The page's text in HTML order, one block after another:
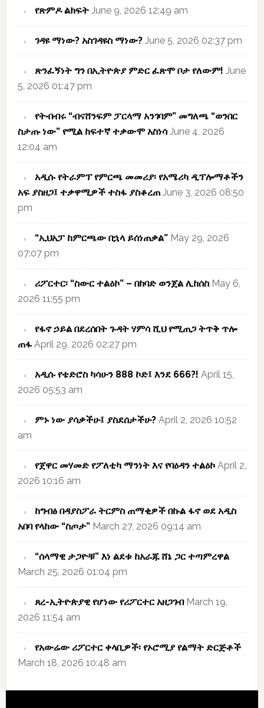
የጽምዶ ልክፍት June 9, 2026 12:49 am
ገዳዩ ማነው? አስገዳዩስ ማነው? June 5, 2026 02:37 pm
ጽንፈኝነት ግን በኢትዮጵያ ምድር ፈጽሞ ቦታ የለውም! June
5, 2026 01:47 pm
የትብብሩ “ብናሸንፍም ፓርላማ አንገባም” መግለጫ “ወንበር
ስታጡ ነው” የሚል ከፍተኛ ተቃውሞ አስነሳ June 4, 2026
12:04 am
አዲሱ የትራምፕ የምርጫ መመሪያ፡ የአሜሪካ ዲፕሎማቶችን
አፍ ያስዘጋ፤ ተቃዋሚዎች ተስፋ ያስቆረጠ June 3, 2026 08:50
pm
“ኢህአፓ ከምርጫው በኋላ ይሰነጠቃል” May 29, 2026
07:07 pm
ሪፖርተር፡ “ስውር ተልዕኮ” – በከባድ ወንጀል ሊከሰስ May 6,
2026 11:55 pm
የፋኖ ኃይል በደረሰበት ጉዳት ሃምሳ ሺህ የሚጠጋ ትጥቅ ጥሎ
ጠፋ April 29, 2026 02:27 pm
አዲሱ የቴድሮስ ካሳሁን 888 ኮድ፤ እንደ 666?! April 15,
2026 05:53 am
ምኑ ነው ያሳቃችሁ፤ ያስደሰታችሁ? April 2, 2026 10:52
am
የጀዋር መሃመድ የፖለቲካ ማንነት እና የባዕዳን ተልዕኮ April 2,
2026 10:16 am
ከግብፅ በዳያስፖራ ትርምስ ጠማቂዎች በኩል ፋኖ ወደ አዲስ
አበባ የላከው “ስጦታ” March 27, 2026 09:14 am
“ሰላማዊ ታጋዮቹ” እነ ልደቱ ከአራጁ ሸኔ ጋር ተጣምረዋል
March 25, 2026 01:04 pm
ጸረ-ኢትዮጵያዊ የሆነው የሪፖርተር አዘጋገብ March 19,
2026 11:54 am
የአውሬው ሪፖርተር ቀላቢዎች፡ የኦሮሚያ የልማት ድርጅቶች
March 18, 2026 10:48 am